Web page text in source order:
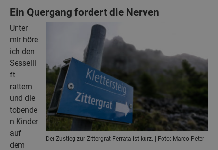
Ein Quergang fordert die Nerven
Der Zustieg zur Zittergrat-Ferrata ist kurz. | Foto: Marco Peter
Unter
mir höre
ich den
Sesselli
ft
rattern
und die
tobende
n Kinder
auf
dem